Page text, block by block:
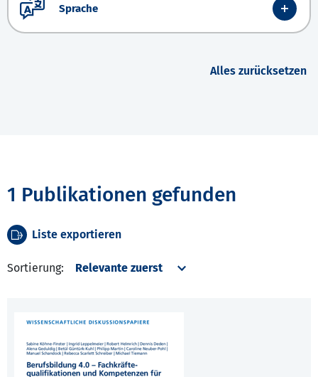
Sprache
Alles zurücksetzen
1 Publikationen gefunden
Liste exportieren
Sortierung: